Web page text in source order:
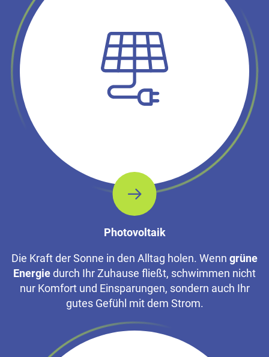
Photovoltaik
Die Kraft der Sonne in den Alltag holen. Wenn grüne
Energiedurch Ihr Zuhause fließt, schwimmen nicht
nur Komfort und Einsparungen, sondern auch Ihr
gutes Gefühl mit dem Strom.